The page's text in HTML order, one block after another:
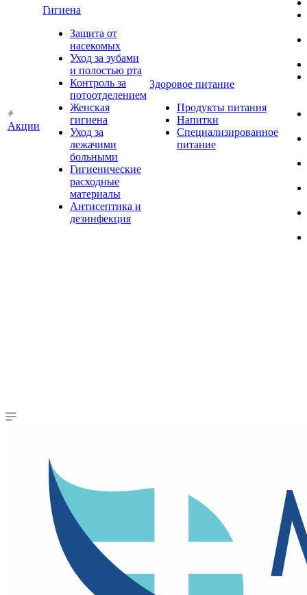
Акции
Гигиена
Защита от
насекомых
Уход за зубами
и полостью рта
Контроль за
потоотделением
Женская
гигиена
Уход за
лежачими
больными
Гигиенические
расходные
материалы
Антисептика и
дезинфекция
Здоровое питание
Продукты питания
Напитки
Специализированное
питание